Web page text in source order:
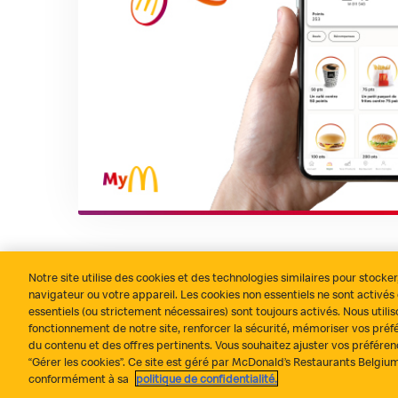
Tout s’est bien passé ? Contact Politique de
Notre site utilise des cookies et des technologies similaires pour
navigateur ou votre appareil. Les cookies non essentiels ne sont
essentiels (ou strictement nécessaires) sont toujours activés. Nous
fonctionnement de notre site, renforcer la sécurité, mémoriser vos
du contenu et des offres pertinents. Vous souhaitez ajuster vos
“Gérer les cookies”. Ce site est géré par McDonald’s Restaurants
conformément à sa
politique de confidentialité.